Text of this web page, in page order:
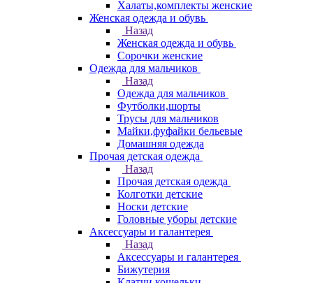
Халаты,комплекты женские
Женская одежда и обувь
Назад
Женская одежда и обувь
Сорочки женские
Одежда для мальчиков
Назад
Одежда для мальчиков
Футболки,шорты
Трусы для мальчиков
Майки,фуфайки бельевые
Домашняя одежда
Прочая детская одежда
Назад
Прочая детская одежда
Колготки детские
Носки детские
Головные уборы детские
Аксессуары и галантерея
Назад
Аксессуары и галантерея
Бижутерия